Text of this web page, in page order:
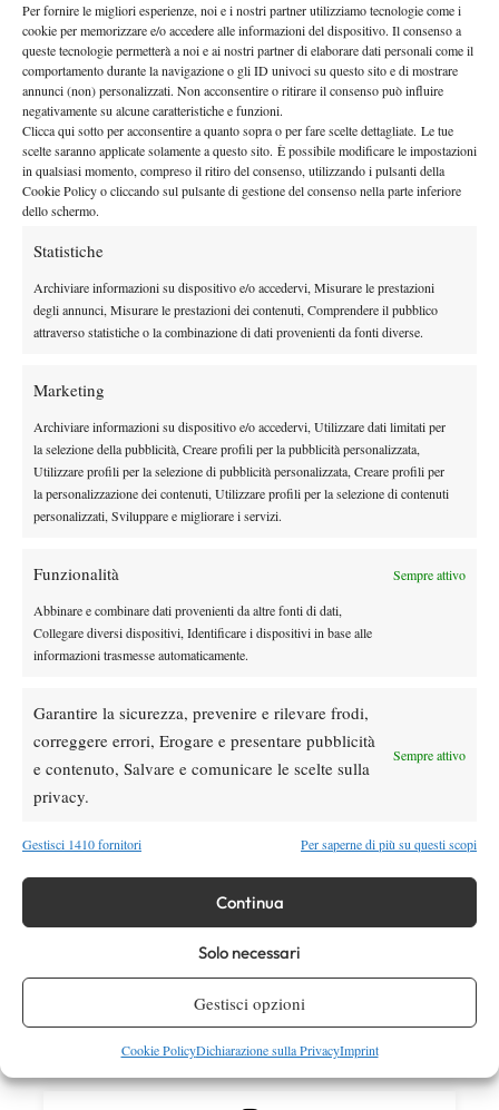
Per fornire le migliori esperienze, noi e i nostri partner utilizziamo tecnologie come i
cookie per memorizzare e/o accedere alle informazioni del dispositivo. Il consenso a
queste tecnologie permetterà a noi e ai nostri partner di elaborare dati personali come il
comportamento durante la navigazione o gli ID univoci su questo sito e di mostrare
annunci (non) personalizzati. Non acconsentire o ritirare il consenso può influire
negativamente su alcune caratteristiche e funzioni.
Clicca qui sotto per acconsentire a quanto sopra o per fare scelte dettagliate. Le tue
scelte saranno applicate solamente a questo sito. È possibile modificare le impostazioni
in qualsiasi momento, compreso il ritiro del consenso, utilizzando i pulsanti della
Cookie Policy o cliccando sul pulsante di gestione del consenso nella parte inferiore
dello schermo.
Statistiche
Archiviare informazioni su dispositivo e/o accedervi, Misurare le prestazioni
degli annunci, Misurare le prestazioni dei contenuti, Comprendere il pubblico
attraverso statistiche o la combinazione di dati provenienti da fonti diverse.
Marketing
Archiviare informazioni su dispositivo e/o accedervi, Utilizzare dati limitati per
la selezione della pubblicità, Creare profili per la pubblicità personalizzata,
Utilizzare profili per la selezione di pubblicità personalizzata, Creare profili per
la personalizzazione dei contenuti, Utilizzare profili per la selezione di contenuti
personalizzati, Sviluppare e migliorare i servizi.
Funzionalità Sempre attivo
Abbinare e combinare dati provenienti da altre fonti di dati,
Collegare diversi dispositivi, Identificare i dispositivi in base alle
informazioni trasmesse automaticamente.
Garantire la sicurezza, prevenire e rilevare frodi,
correggere errori, Erogare e presentare pubblicità
e contenuto, Salvare e comunicare le scelte sulla
privacy.
Sempre attivo
Gestisci 1410 fornitori Per saperne di più su questi scopi
Continua
Solo necessari
Gestisci opzioni
Cookie PolicyDichiarazione sulla PrivacyImprint
COME FUNZIONA: REGOLE, MONTEPREMI
A CHE ORA OGGI IL 1 POINT SLAM CON SINNER
La fase finale dell’AO 1 Point Slam si terrà alle09:00 italiane (le
19:00 di Melbourne) di mercoledì 14 gennaiosulla Rod Laver
Arena, nel Melbourne Park.Sarà trasmessa in diretta su
Eurosport/Discovery+. Ma è possibile seguirla anche
gratuitamente su Youtube a
Ritiro Alcaraz da Cincinnati, US Open a
rischio?
Atp News
Atp News
SOCIAL
Facebook
X